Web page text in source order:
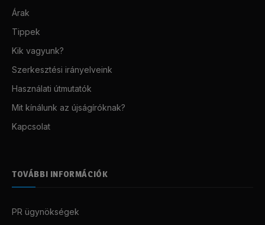
Árak
Tippek
Kik vagyunk?
Szerkesztési irányelveink
Használati útmutatók
Mit kínálunk az újságíróknak?
Kapcsolat
TOVÁBBI INFORMÁCIÓK
PR ügynökségek